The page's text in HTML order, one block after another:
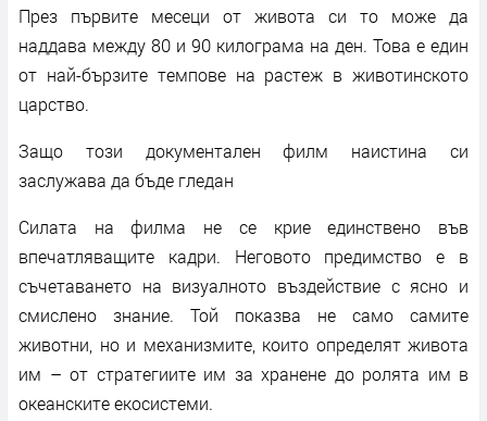
През първите месеци от живота си то може да
наддава между 80 и 90 килограма на ден. Това е един
от най-бързите темпове на растеж в животинското
царство.
Защо този документален филм наистина си
заслужава да бъде гледан
Силата на филма не се крие единствено във
впечатляващите кадри. Неговото предимство е в
съчетаването на визуалното въздействие с ясно и
смислено знание. Той показва не само самите
животни, но и механизмите, които определят живота
им – от стратегиите им за хранене до ролята им в
океанските екосистеми.